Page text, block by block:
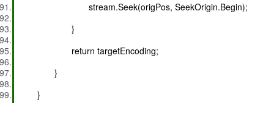
stream.Seek(origPos, SeekOrigin.Begin);
}
return targetEncoding;
}
}